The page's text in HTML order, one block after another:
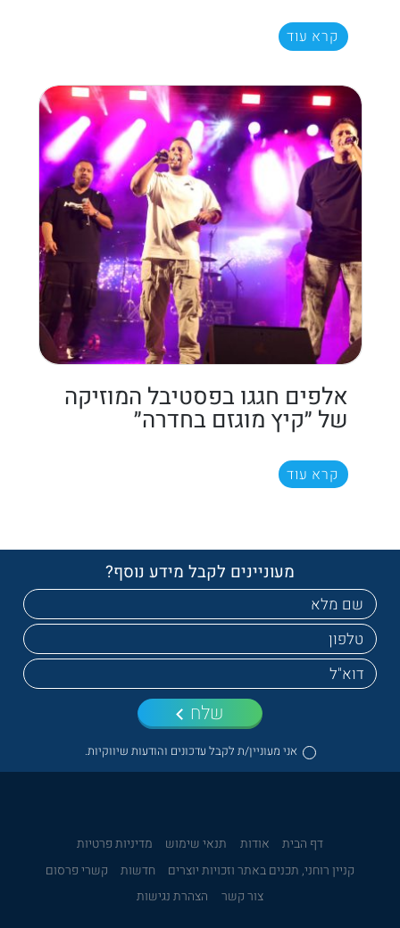
קרא עוד
אלפים חגגו בפסטיבל המוזיקה
של ״קיץ מוגזם בחדרה״
קרא עוד
מעוניינים לקבל מידע נוסף?
אני מעוניין/ת לקבל עדכונים והודעות שיווקיות.
שלח
דף הבית אודות תנאי שימוש
מדיניות פרטיות
קניין רוחני, תכנים באתר וזכויות יוצרים
חדשות
קשרי פרסום
צור קשר
הצהרת נגישות